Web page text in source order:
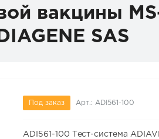
вакцины
SAS
Под заказ Арт.: ADI561-100
ADI561-100 Тест-система